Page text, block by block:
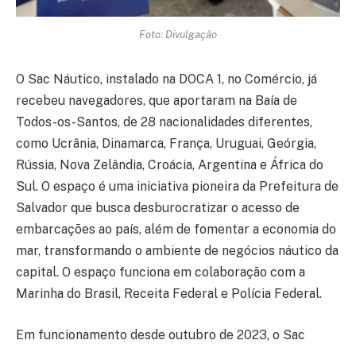
Foto: Divulgação
O Sac Náutico, instalado na DOCA 1, no Comércio, já
recebeu navegadores, que aportaram na Baía de
Todos-os-Santos, de 28 nacionalidades diferentes,
como Ucrânia, Dinamarca, França, Uruguai, Geórgia,
Rússia, Nova Zelândia, Croácia, Argentina e África do
Sul. O espaço é uma iniciativa pioneira da Prefeitura de
Salvador que busca desburocratizar o acesso de
embarcações ao país, além de fomentar a economia do
mar, transformando o ambiente de negócios náutico da
capital. O espaço funciona em colaboração com a
Marinha do Brasil, Receita Federal e Polícia Federal.
Em funcionamento desde outubro de 2023, o Sac